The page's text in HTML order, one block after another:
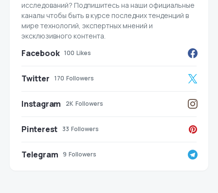
исследований? Подпишитесь на наши официальные
каналы чтобы быть в курсе последних тенденций в
мире технологий, экспертных мнений и
эксклюзивного контента.
Facebook 100 Likes
Twitter 170 Followers
Instagram 2K Followers
Pinterest 33 Followers
Telegram 9 Followers